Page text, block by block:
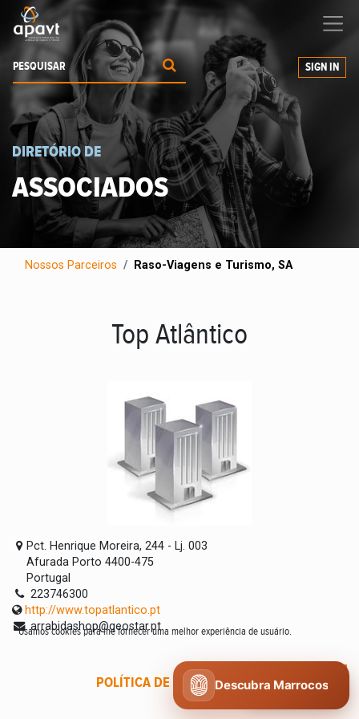
a expandir os seus negócios
SIGN IN
DIRETÓRIO DE
ASSOCIADOS
Nossos Parceiros Raso-Viagens e Turismo, SA
Top Atlântico
Pct. Henrique Moreira, 244 - Lj. 003
Afurada Porto 4400-475
Portugal
223746300
http://www.topatlantico.pt
arrabidashop@geostar.pt
Usamos cookies para lhe fornecer uma melhor experiência de usuário.
POLÍTICA DE COOKIES CONCORDO
Descubra Marrocos